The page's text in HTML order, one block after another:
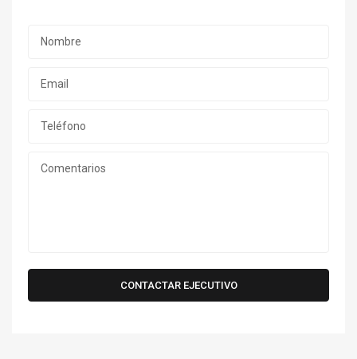
CONTACTAR EJECUTIVO